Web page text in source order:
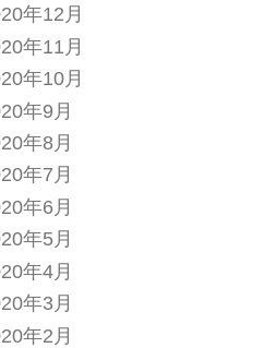
年12月
年11月
年10月
年9月
年8月
年7月
年6月
年5月
年4月
年3月
年2月